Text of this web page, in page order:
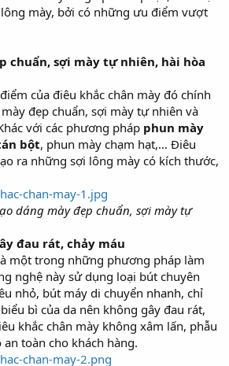
mày, bởi có những ưu điểm vượt
chuẩn, sợi mày tự nhiên, hài hòa
của điêu khắc chân mày đó chính
đẹp chuẩn, sợi mày tự nhiên và
với các phương pháp phun mày
bột, phun mày chạm hạt,… Điêu
ra những sợi lông mày có kích thước,
dáng mày đẹp chuẩn, sợi mày tự
đau rát, chảy máu
một trong những phương pháp làm
nghệ này sử dụng loại bút chuyên
nhỏ, bút máy di chuyển nhanh, chỉ
bì của da nên không gây đau rát,
khắc chân mày không xâm lấn, phẫu
toàn cho khách hàng.